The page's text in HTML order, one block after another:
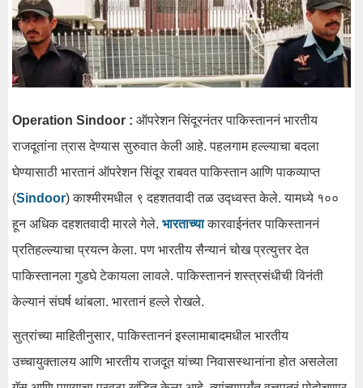
Operation Sindoor : ऑपरेशन सिंदूरनंतर पाकिस्ताननं भारतीय
राजदूतांना त्रास देण्यास सुरुवात केली आहे. पहलगाम हल्ल्याचा बदला
घेण्यासाठी भारतानं ऑपरेशन सिंदूर राबवत पाकिस्तान आणि पाकव्याप्त
(Sindoor) काश्मीरमधील ९ दहशतवादी तळ उद्ध्वस्त केले. यामध्ये १००
हून अधिक दहशतवादी मारले गेले. भारताच्या कारवाईनंतर पाकिस्ताननं
प्रतिहल्ल्याचा प्रयत्न केला. पण भारतीय सैन्यानं चोख प्रत्युत्तर देत
पाकिस्तानला गुडघे टेकायला लावले. पाकिस्ताननं शस्त्रसंधीची विनंती
केल्यानं संघर्ष थांबला. भारतानं हल्ले रोखले.
सुत्रांच्या माहितीनुसार, पाकिस्ताननं इस्लामाबादमधील भारतीय
उच्चायुक्तालय आणि भारतीय राजदूत यांच्या निवासस्थानांना होत असलेला